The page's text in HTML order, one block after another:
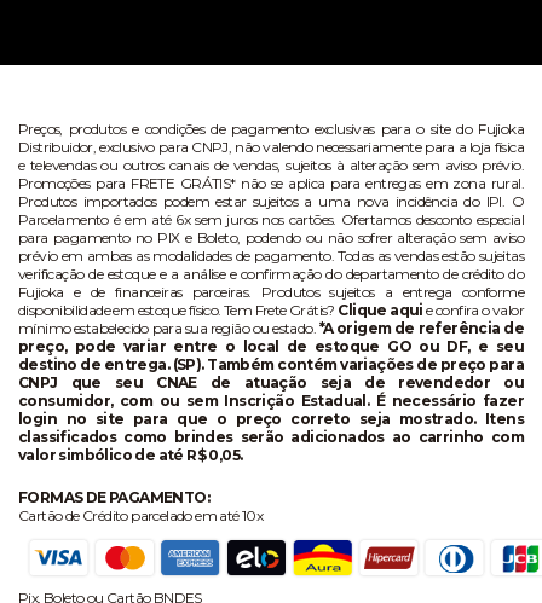
Preços, produtos e condições de pagamento exclusivas para o site do Fujioka
Distribuidor, exclusivo para CNPJ, não valendo necessariamente para a loja física
e televendas ou outros canais de vendas, sujeitos à alteração sem aviso prévio.
Promoções para FRETE GRÁTIS* não se aplica para entregas em zona rural.
Produtos importados podem estar sujeitos a uma nova incidência do IPI. O
Parcelamento é em até 6x sem juros nos cartões. Ofertamos desconto especial
para pagamento no PIX e Boleto, podendo ou não sofrer alteração sem aviso
prévio em ambas as modalidades de pagamento. Todas as vendas estão sujeitas
verificação de estoque e a análise e confirmação do departamento de crédito do
Fujioka e de financeiras parceiras. Produtos sujeitos a entrega conforme
disponibilidade em estoque físico. Tem Frete Grátis? Clique aqui e confira o valor
mínimo estabelecido para sua região ou estado. *A origem de referência de
preço, pode variar entre o local de estoque GO ou DF, e seu
destino de entrega. (SP). Também contém variações de preço para
CNPJ que seu CNAE de atuação seja de revendedor ou
consumidor, com ou sem Inscrição Estadual. É necessário fazer
login no site para que o preço correto seja mostrado. Itens
classificados como brindes serão adicionados ao carrinho com
valor simbólico de até R$ 0,05.
FORMAS DE PAGAMENTO:
Cartão de Crédito parcelado em até 10x
Pix, Boleto ou Cartão BNDES